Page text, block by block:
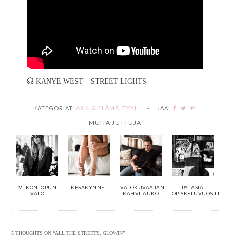
☊KANYE WEST – STREET LIGHTS
KATEGORIAT: ARKI & ELÄMÄ TYYLI ~ JAA:
MUITA JUTTUJA
VIIKONLOPUN
VALO
KESÄKYNNET
VALOKUVAAJAN
KAHVITAUKO
PALASIA
OPISKELUVUOSILTA
5 THOUGHTS ON “ALL THE STREETS, GLOWIN”